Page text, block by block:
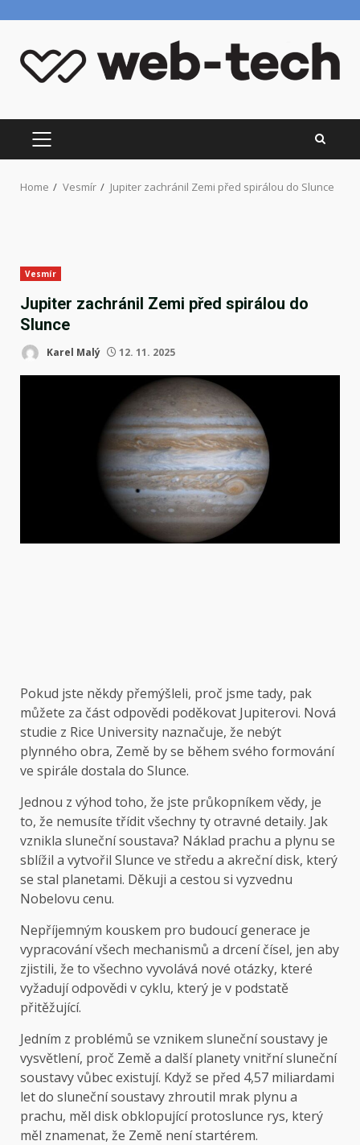
content
PRIMARY
MENU
Home Vesmír Jupiter zachránil Zemi před spirálou do Slunce
Vesmír
Jupiter zachránil Zemi před spirálou do
Slunce
Karel Malý 12. 11. 2025
Pokud jste někdy přemýšleli, proč jsme tady, pak
můžete za část odpovědi poděkovat Jupiterovi. Nová
studie z Rice University naznačuje, že nebýt
plynného obra, Země by se během svého formování
ve spirále dostala do Slunce.
Jednou z výhod toho, že jste průkopníkem vědy, je
to, že nemusíte třídit všechny ty otravné detaily. Jak
vznikla sluneční soustava? Náklad prachu a plynu se
sblížil a vytvořil Slunce ve středu a akreční disk, který
se stal planetami. Děkuji a cestou si vyzvednu
Nobelovu cenu.
Nepříjemným kouskem pro budoucí generace je
vypracování všech mechanismů a drcení čísel, jen aby
zjistili, že to všechno vyvolává nové otázky, které
vyžadují odpovědi v cyklu, který je v podstatě
přitěžující.
Jedním z problémů se vznikem sluneční soustavy je
vysvětlení, proč Země a další planety vnitřní sluneční
soustavy vůbec existují. Když se před 4,57 miliardami
let do sluneční soustavy zhroutil mrak plynu a
prachu, měl disk obklopující protoslunce rys, který
měl znamenat, že Země není startérem.